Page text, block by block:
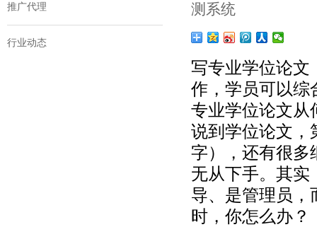
推广代理
行业动态
测系统
写专业学位论文
作，学员可以综
专业学位论文从
说到学位论文，
字），还有很多
无从下手。其实
导、是管理员，
时，你怎么办？